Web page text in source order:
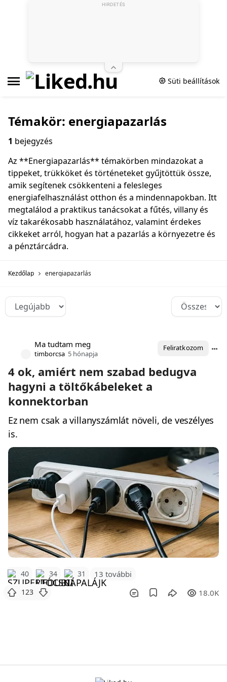
Süti beállítások
Témakör: energiapazarlás
1 bejegyzés
Az **Energiapazarlás** témakörben mindazokat a
tippeket, trükköket és történeteket gyűjtöttük össze,
amik segítenek csökkenteni a felesleges
energiafelhasználást otthon és a mindennapokban. Itt
megtalálod a praktikus tanácsokat a fűtés, villany és
víz takarékosabb használatához, valamint érdekes
cikkeket arról, hogyan hat a pazarlás a környezetre és
a pénztárcádra.
Kezdőlap energiapazarlás
Ma tudtam meg
timborcsa 5 hónapja
Feliratkozom
4 ok, amiért nem szabad bedugva
hagyni a töltőkábeleket a
konnektorban
Ez nem csak a villanyszámlát növeli, de veszélyes
is.
40 34 31 13 további
123 18.0K
HIRDETÉS